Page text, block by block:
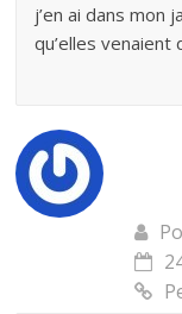
j’en ai dans mon
qu’elles venaient